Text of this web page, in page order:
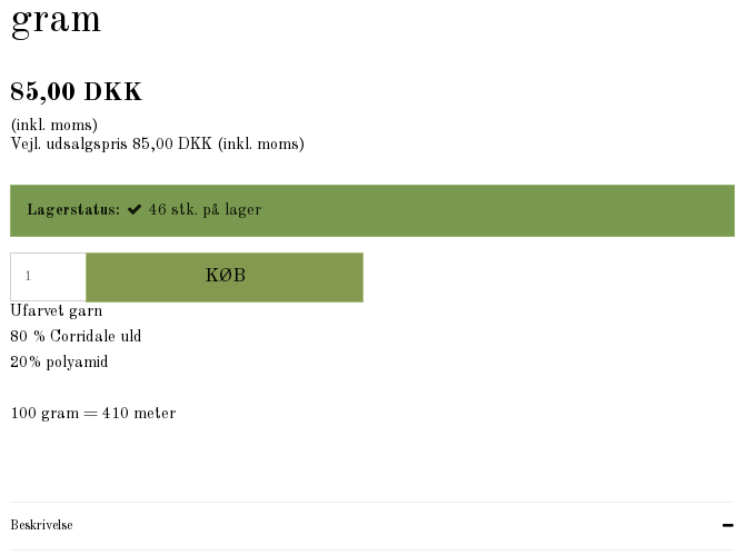
gram
85,00 DKK
(inkl. moms)
Vejl. udsalgspris 85,00 DKK (inkl. moms)
Lagerstatus: 46 stk. på lager
KØB
Ufarvet garn
80 % Corridale uld
20% polyamid
100 gram = 410 meter
Beskrivelse